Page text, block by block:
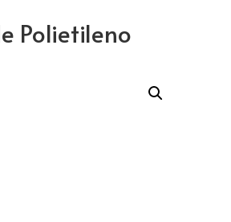
Polietileno